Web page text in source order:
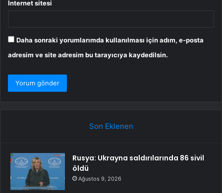
İnternet sitesi
Daha sonraki yorumlarımda kullanılması için adım, e-posta
adresim ve site adresim bu tarayıcıya kaydedilsin.
Son Eklenen
Rusya: Ukrayna saldırılarında 86 sivil
öldü
Ağustos 9, 2026